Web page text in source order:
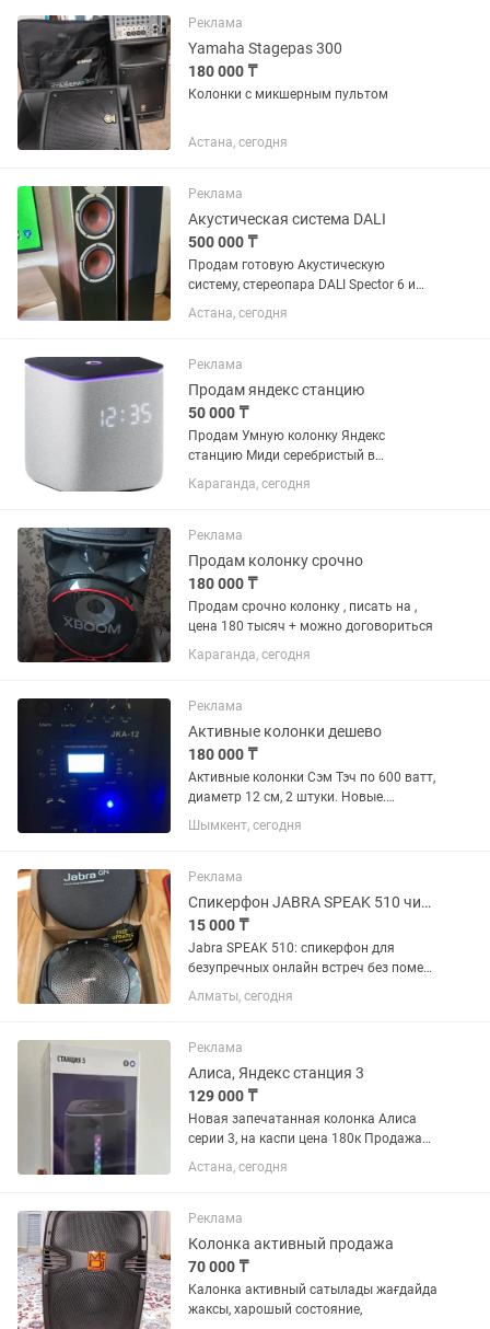
Реклама
Yamaha Stagepas 300
180 000 ₸
Колонки с микшерным пультом
Астана, сегодня
Реклама
Акустическая система DALI
500 000 ₸
Продам готовую Акустическую
систему, стереопара DALI Spector 6 и
усилитель DENON PMA-600NE. Всё в
идеальном состоянии, коробки и
флагманская напольная...
Астана, сегодня
Реклама
Продам яндекс станцию
50 000 ₸
Продам Умную колонку Яндекс
станцию Миди серебристый в
идеальном состоянии все работает,
все документы зарядка и коробка
Если есть возможность самим сделать
зарядки...
Караганда, сегодня
Реклама
Продам колонку срочно
180 000 ₸
Продам срочно колонку , писать на ,
цена 180 тысяч + можно договориться
Караганда, сегодня
Реклама
Активные колонки дешево
180 000 ₸
Активные колонки Сэм Тэч по 600 ватт,
диаметр 12 см, 2 штуки. Новые.
Профессиональные стойки бесплатно.
Шымкент, сегодня
Реклама
Спикерфон JABRA SPEAK 510 чистый звук для онлайн совещаний.
15 000 ₸
Jabra SPEAK 510: спикерфон для
безупречных онлайн встреч без помех
и проводов! Устали от проблем со
связью вовремя онлайн совещаний?
эту проблему раз и навсегда! Что...
Алматы, сегодня
Реклама
Алиса, Яндекс станция 3
129 000 ₸
Новая запечатанная колонка Алиса
серии 3, на каспи цена 180к Продажа
без торга, срочно.
Астана, сегодня
Реклама
Колонка активный продажа
70 000 ₸
Калонка активный сатылады жағдайда
жаксы, харошый состояние,